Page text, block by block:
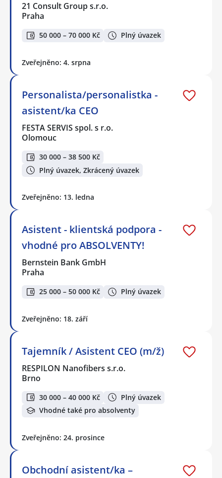
21 Consult Group s.r.o.
Praha
50 000 – 70 000 Kč Plný úvazek
Zveřejněno: 4. srpna
Personalista/personalistka -
asistent/ka CEO
FESTA SERVIS spol. s r.o.
Olomouc
30 000 – 38 500 Kč
Plný úvazek, Zkrácený úvazek
Zveřejněno: 13. ledna
Asistent - klientská podpora -
vhodné pro ABSOLVENTY!
Bernstein Bank GmbH
Praha
25 000 – 50 000 Kč Plný úvazek
Zveřejněno: 18. září
Tajemník / Asistent CEO (m/ž)
RESPILON Nanofibers s.r.o.
Brno
30 000 – 40 000 Kč
Plný úvazek
Vhodné také pro absolventy
Zveřejněno: 24. prosince
Obchodní asistent/ka –